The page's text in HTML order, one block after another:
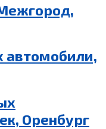
автомобили,
Оренбург